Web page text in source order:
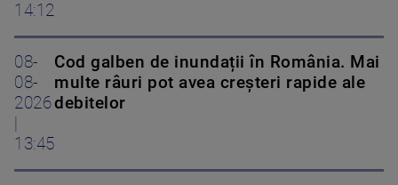
14:12
08-
08-
2026
13:45
Cod galben de inundații în România. Mai
multe râuri pot avea creșteri rapide ale
debitelor